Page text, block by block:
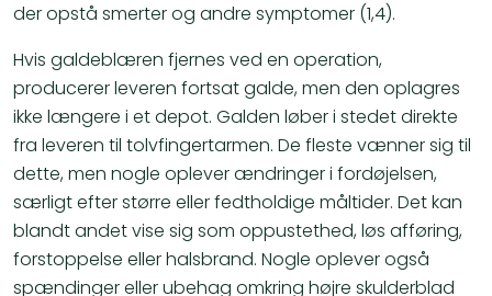
der opstå smerter og andre symptomer (1,4).
Hvis galdeblæren fjernes ved en operation,
producerer leveren fortsat galde, men den oplagres
ikke længere i et depot. Galden løber i stedet direkte
fra leveren til tolvfingertarmen. De fleste vænner sig til
dette, men nogle oplever ændringer i fordøjelsen,
særligt efter større eller fedtholdige måltider. Det kan
blandt andet vise sig som oppustethed, løs afføring,
forstoppelse eller halsbrand. Nogle oplever også
spændinger eller ubehag omkring højre skulderblad